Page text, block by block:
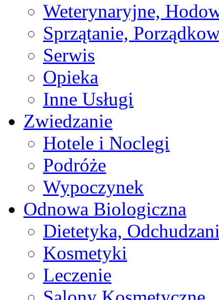
Weterynaryjne,
Sprzątanie,
Serwis
Opieka
Inne Usługi
Zwiedzanie
Hotele i Noclegi
Podróże
Wypoczynek
Odnowa Biologiczna
Dietetyka,
Kosmetyki
Leczenie